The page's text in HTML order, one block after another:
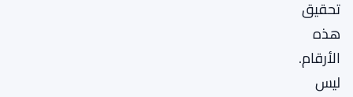
تحقيق
هذه
الأرقام.
ليس